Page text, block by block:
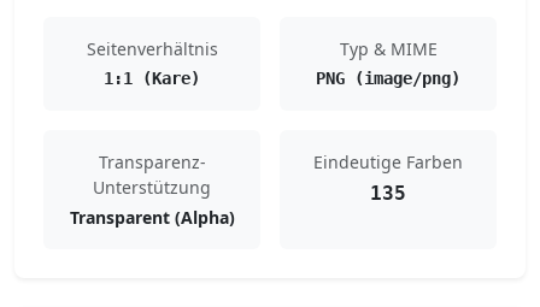
Seitenverhältnis
1:1 (Kare)
Typ & MIME
PNG (image/png)
Transparenz-
Unterstützung
Transparent (Alpha)
Eindeutige Farben
135